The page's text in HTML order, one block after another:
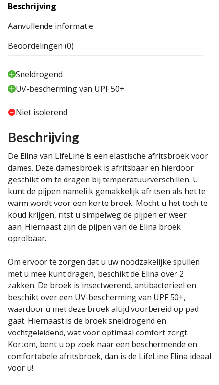
Beschrijving
Aanvullende informatie
Beoordelingen (0)
Sneldrogend
UV-bescherming van UPF 50+
Niet isolerend
Beschrijving
De Elina van LifeLine is een elastische afritsbroek voor
dames. Deze damesbroek is afritsbaar en hierdoor
geschikt om te dragen bij temperatuurverschillen. U
kunt de pijpen namelijk gemakkelijk afritsen als het te
warm wordt voor een korte broek. Mocht u het toch te
koud krijgen, ritst u simpelweg de pijpen er weer
aan. Hiernaast zijn de pijpen van de Elina broek
oprolbaar.
Om ervoor te zorgen dat u uw noodzakelijke spullen
met u mee kunt dragen, beschikt de Elina over 2
zakken. De broek is insectwerend, antibacterieel en
beschikt over een UV-bescherming van UPF 50+,
waardoor u met deze broek altijd voorbereid op pad
gaat. Hiernaast is de broek sneldrogend en
vochtgeleidend, wat voor optimaal comfort zorgt.
Kortom, bent u op zoek naar een beschermende en
comfortabele afritsbroek, dan is de LifeLine Elina ideaal
voor u!